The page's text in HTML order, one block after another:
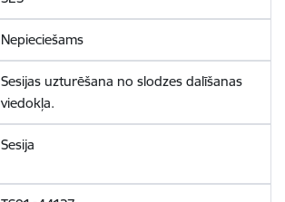
Nepieciešams
Sesijas uzturēšana no slodzes dalīšanas
viedokļa.
Sesija